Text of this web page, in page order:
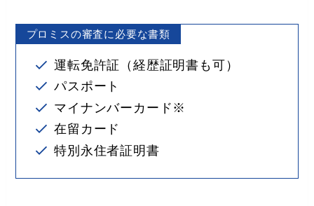
プロミスの審査に必要な書類
運転免許証（経歴証明書も可）
パスポート
マイナンバーカード※
在留カード
特別永住者証明書